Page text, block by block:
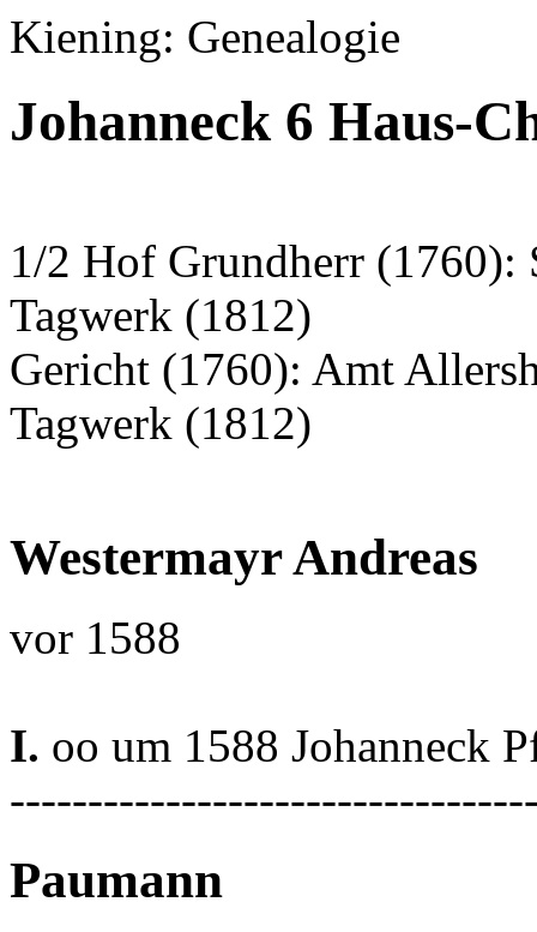
Kiening: Genealogie
Johanneck 6 Haus-
1/2 Hof Grundherr
Tagwerk (1812)
Gericht (1760): Amt
Tagwerk (1812)
Westermayr Andreas
vor 1588
I. oo um 1588 Johanneck
Paumann